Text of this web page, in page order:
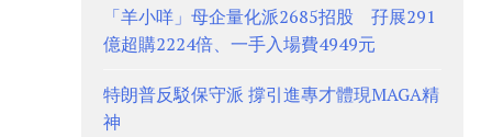
「羊小咩」母企量化派2685招股 孖展291
億超購2224倍、一手入場費4949元
特朗普反駁保守派 撐引進專才體現MAGA精
神